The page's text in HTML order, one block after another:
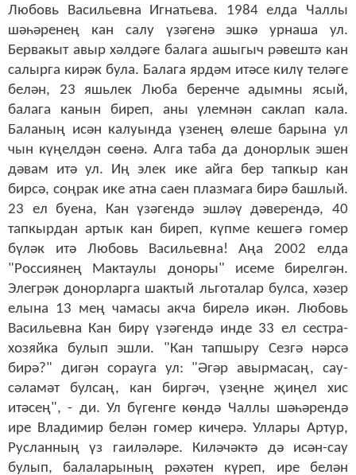
Любовь Васильевна Игнатьева. 1984 елда Чаллы
шәһәренең кан салу үзәгенә эшкә урнаша ул.
Бервакыт авыр хәлдәге балага ашыгыч рәвештә кан
салырга кирәк була. Балага ярдәм итәсе килү теләге
белән, 23 яшьлек Люба беренче адымны ясый,
балага канын биреп, аны үлемнән саклап кала.
Баланың исән калуында үзенең өлеше барына ул
чын күңелдән сөенә. Алга таба да донорлык эшен
дәвам итә ул. Иң элек ике айга бер тапкыр кан
бирсә, соңрак ике атна саен плазмага бирә башлый.
23 ел буена, Кан үзәгендә эшләү дәверендә, 40
тапкырдан артык кан биреп, күпме кешегә гомер
бүләк итә Любовь Васильевна! Аңа 2002 елда
"Россиянең Мактаулы доноры" исеме бирелгән.
Элегрәк донорларга шактый льготалар булса, хәзер
елына 13 мең чамасы акча бирелә икән. Любовь
Васильевна Кан бирү үзәгендә инде 33 ел сестра-
хозяйка булып эшли. "Кан тапшыру Сезгә нәрсә
бирә?" дигән сорауга ул: "Әгәр авырмасаң, сау-
сәламәт булсаң, кан биргәч, үзеңне җиңел хис
итәсең", - ди. Ул бүгенге көндә Чаллы шәһәрендә
ире Владимир белән гомер кичерә. Уллары Артур,
Русланның үз гаиләләре. Киләчәктә дә исән-сау
булып, балаларының рәхәтен күреп, ире белән